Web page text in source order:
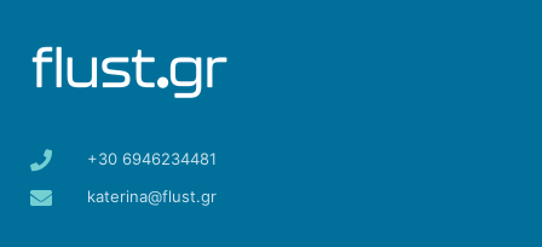
+30 6946234481
katerina@flust.gr